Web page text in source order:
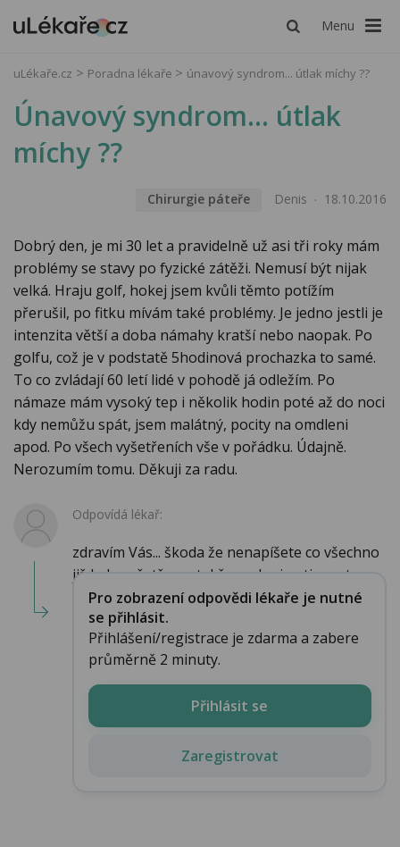
Menu
uLékaře.cz Poradna lékaře únavový syndrom... útlak míchy ??
Únavový syndrom... útlak
míchy ??
Chirurgie páteře Denis 18.10.2016
Dobrý den, je mi 30 let a pravidelně už asi tři roky mám
problémy se stavy po fyzické zátěži. Nemusí být nijak
velká. Hraju golf, hokej jsem kvůli těmto potížím
přerušil, po fitku mívám také problémy. Je jedno jestli je
intenzita větší a doba námahy kratší nebo naopak. Po
golfu, což je v podstatě 5hodinová prochazka to samé.
To co zvládají 60 letí lidé v pohodě já odležím. Po
námaze mám vysoký tep i několik hodin poté až do noci
kdy nemůžu spát, jsem malátný, pocity na omdleni
apod. Po všech vyšetřeních vše v pořádku. Údajně.
Nerozumím tomu. Děkuji za radu.
Odpovídá lékař:
zdravím Vás... škoda že nenapíšete co všechno
již bylo vyšetřeno, takže mohu jen tipovat ...
Pro zobrazení odpovědi lékaře je nutné
se přihlásit.
Přihlášení/registrace je zdarma a zabere
průměrně 2 minuty.
Přihlásit se
Zaregistrovat